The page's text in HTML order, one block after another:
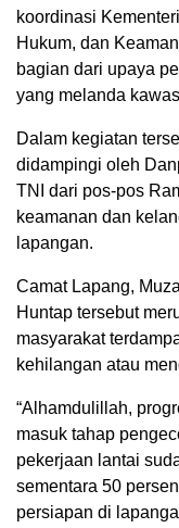
koordinasi
Hukum, dan
bagian dari upaya
yang melanda
Dalam kegiatan
didampingi oleh
TNI dari pos-pos
keamanan dan
lapangan.
Camat Lapang,
Huntap tersebut
masyarakat
kehilangan atau
“Alhamdulillah,
masuk tahap
pekerjaan lantai
sementara 50
persiapan di